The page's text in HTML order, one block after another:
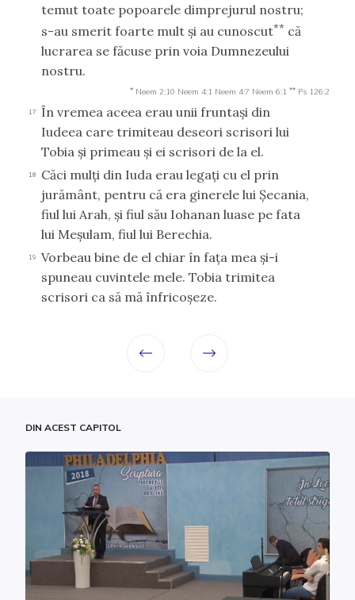
temut toate popoarele dimprejurul nostru;
s-au smerit foarte mult şi au cunoscut** că
lucrarea se făcuse prin voia Dumnezeului
nostru.
* Neem 2:10 Neem 4:1 Neem 4:7 Neem 6:1 ** Ps 126:2
17
În vremea aceea erau unii fruntaşi din
Iudeea care trimiteau deseori scrisori lui
Tobia şi primeau şi ei scrisori de la el.
18
Căci mulţi din Iuda erau legaţi cu el prin
jurământ, pentru că era ginerele lui Şecania,
fiul lui Arah, şi fiul său Iohanan luase pe fata
lui Meşulam, fiul lui Berechia.
19
Vorbeau bine de el chiar în faţa mea şi-i
spuneau cuvintele mele. Tobia trimitea
scrisori ca să mă înfricoşeze.
DIN ACEST CAPITOL